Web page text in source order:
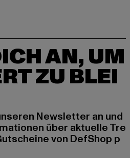
AN, UM
ZU BLEI
Newsletter an und
über aktuelle Tre
von DefShop p